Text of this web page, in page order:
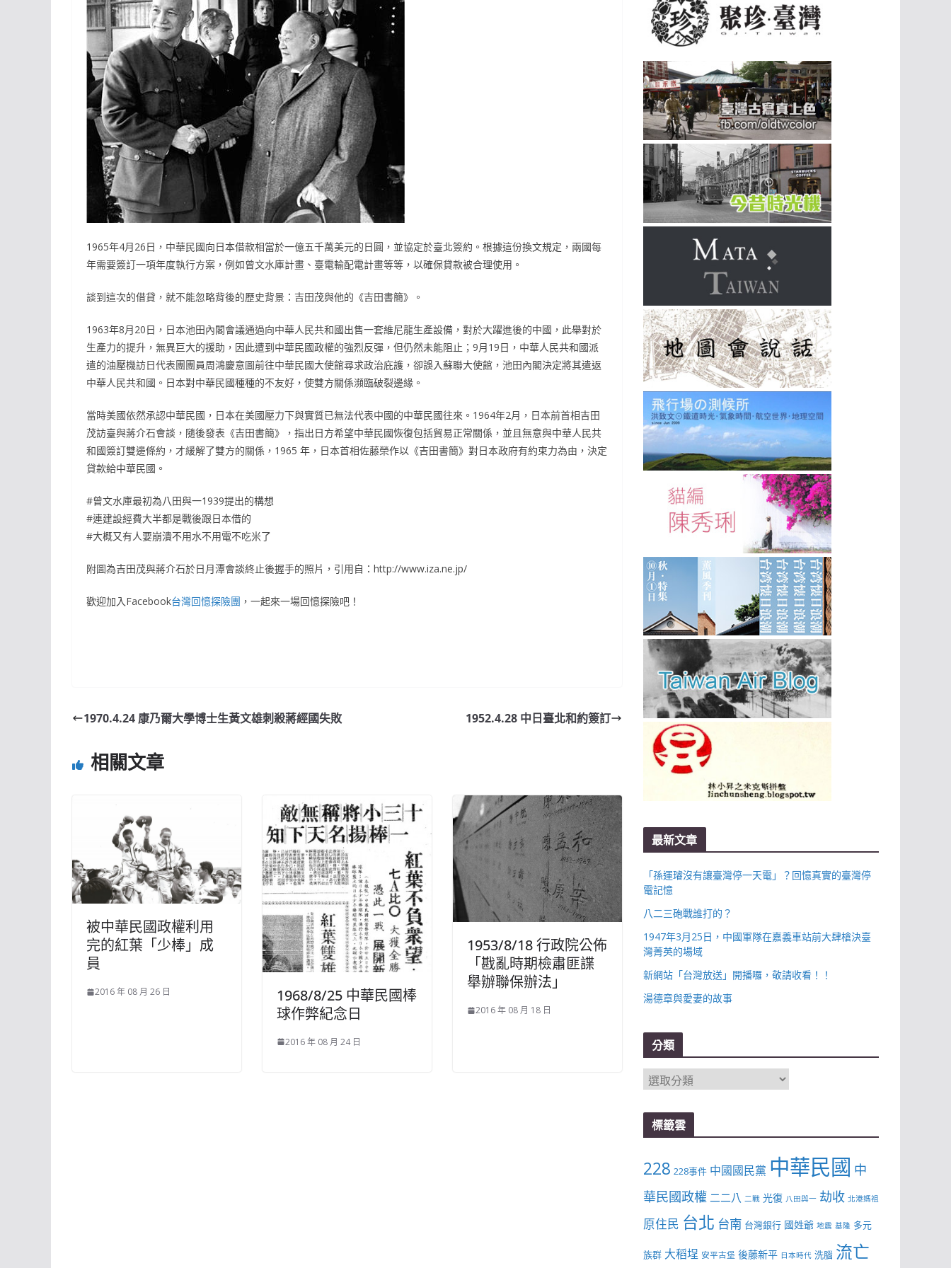
1965年4月26日，中華民國向日本借款相當於一億五千萬美元的日圓，並協定於臺北簽約。根據這份換文規定，兩國每
年需要簽訂一項年度執行方案，例如曾文水庫計畫、臺電輸配電計畫等等，以確保貸款被合理使用。
談到這次的借貸，就不能忽略背後的歷史背景：吉田茂與他的《吉田書簡》。
1963年8月20日，日本池田內閣會議通過向中華人民共和國出售一套維尼龍生產設備，對於大躍進後的中國，此舉對於
生產力的提升，無異巨大的援助，因此遭到中華民國政權的強烈反彈，但仍然未能阻止；9月19日，中華人民共和國派
遣的油壓機訪日代表團團員周鴻慶意圖前往中華民國大使館尋求政治庇護，卻誤入蘇聯大使館，池田內閣決定將其遣返
中華人民共和國。日本對中華民國種種的不友好，使雙方關係瀕臨破裂邊緣。
當時美國依然承認中華民國，日本在美國壓力下與實質已無法代表中國的中華民國往來。1964年2月，日本前首相吉田
茂訪臺與蔣介石會談，隨後發表《吉田書簡》，指出日方希望中華民國恢復包括貿易正常關係，並且無意與中華人民共
和國簽訂雙邊條約，才緩解了雙方的關係，1965 年，日本首相佐藤榮作以《吉田書簡》對日本政府有約束力為由，決定
貸款給中華民國。
#曾文水庫最初為八田與一1939提出的構想
#連建設經費大半都是戰後跟日本借的
#大概又有人要崩潰不用水不用電不吃米了
附圖為吉田茂與蔣介石於日月潭會談終止後握手的照片，引用自：http://www.iza.ne.jp/
歡迎加入Facebook台灣回憶探險團 ，一起來一場回憶探險吧！
1970.4.24 康乃爾大學博士生黃文雄刺殺蔣經國失敗 1952.4.28 中日臺北和約簽訂
相關文章
被中華民國政權利用
完的紅葉「少棒」成
員
2016 年 08 月 26 日
1968/8/25 中華民國棒
球作弊紀念日
2016 年 08 月 24 日
1953/8/18 行政院公佈
「戡亂時期檢肅匪諜
舉辦聯保辦法」
2016 年 08 月 18 日
最新文章
「孫運璿沒有讓臺灣停一天電」？回憶真實的臺灣停
電記憶
八二三砲戰誰打的？
1947年3月25日，中國軍隊在嘉義車站前大肆槍決臺
灣菁英的場域
新網站「台灣放送」開播囉，敬請收看！！
湯德章與愛妻的故事
分類
分
類
標籤雲
228 228事件 中國國民黨 中華民國 中
華民國政權 二二八 二戰 光復 八田與一 劫收 北港媽祖
原住民 台北 台南 台灣銀行 國姓爺 地震 基隆 多元
族群 大稻埕 安平古堡 後藤新平 日本時代 洗腦 流亡